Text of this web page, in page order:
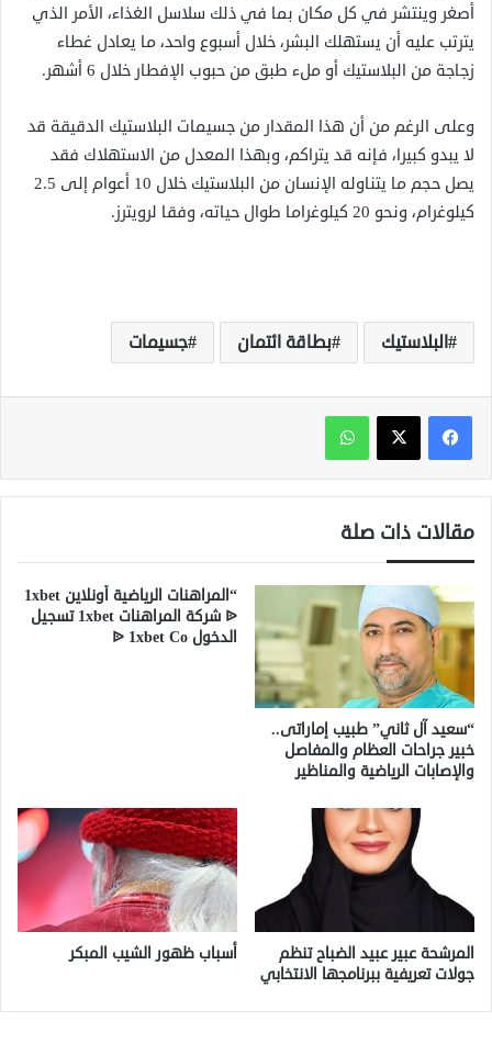
أصغر وينتشر في كل مكان بما في ذلك سلاسل الغذاء، الأمر الذي
يترتب عليه أن يستهلك البشر، خلال أسبوع واحد، ما يعادل غطاء
زجاجة من البلاستيك أو ملء طبق من حبوب الإفطار خلال 6 أشهر.
وعلى الرغم من أن هذا المقدار من جسيمات البلاستيك الدقيقة قد
لا يبدو كبيرا، فإنه قد يتراكم، وبهذا المعدل من الاستهلاك فقد
يصل حجم ما يتناوله الإنسان من البلاستيك خلال 10 أعوام إلى 2.5
كيلوغرام، ونحو 20 كيلوغراما طوال حياته، وفقا لرويترز.
البلاستيك بطاقة ائتمان جسيمات
واتساب
مقالات ذات صلة
“سعيد آل ثاني” طبيب إماراتى..
خبير جراحات العظام والمفاصل
والإصابات الرياضية والمناظير
“المراهنات الرياضية أونلاين 1xbet
ᐉ شركة المراهنات 1xbet تسجيل
الدخول ᐉ 1xbet Co
المرشحة عبير عبيد الضباح تنظم
جولات تعريفية ببرنامجها الانتخابي
أسباب ظهور الشيب المبكر